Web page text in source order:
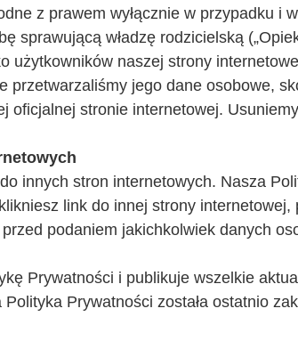
z prawem wyłącznie w przypadku i
sprawującą władzę rodzicielską
użytkowników naszej strony
przetwarzaliśmy jego dane osobowe,
oficjalnej stronie internetowej.
innych stron internetowych. Nasza
link do innej strony internetowej,
podaniem jakichkolwiek danych
Prywatności i publikuje wszelkie
Prywatności została ostatnio